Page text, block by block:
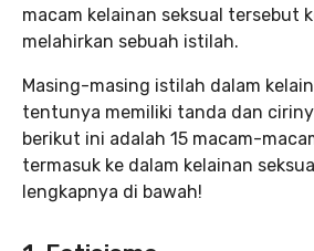
macam kelainan seksual tersebut
melahirkan sebuah istilah.
Masing-masing istilah dalam
tentunya memiliki tanda dan
berikut ini adalah 15 macam-
termasuk ke dalam kelainan
lengkapnya di bawah!